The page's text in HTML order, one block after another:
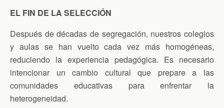
EL FIN DE LA SELECCIÓN
Después de décadas de segregación, nuestros colegios
y aulas se han vuelto cada vez más homogéneas,
reduciendo la experiencia pedagógica. Es necesario
intencionar un cambio cultural que prepare a las
comunidades educativas para enfrentar la
heterogeneidad.